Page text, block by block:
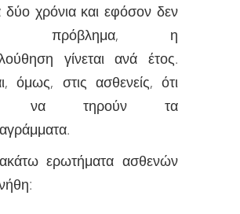
χρόνια και εφόσον δεν
πρόβλημα, η
γίνεται ανά έτος.
όμως, στις ασθενείς, ότι
να τηρούν τα
ερωτήματα ασθενών